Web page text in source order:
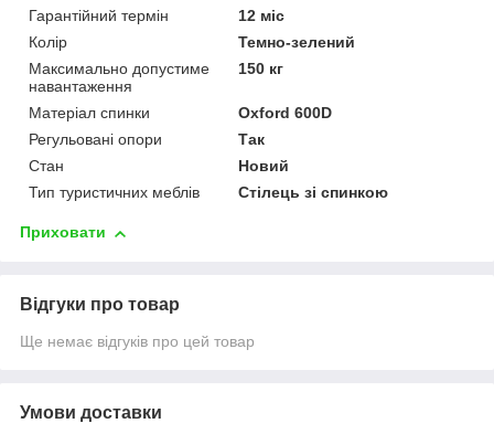
Гарантійний термін
12 міс
Колір
Темно-зелений
Максимально допустиме
навантаження
150 кг
Матеріал спинки
Oxford 600D
Регульовані опори
Так
Стан
Новий
Тип туристичних меблів
Стілець зі спинкою
Приховати
Відгуки про товар
Ще немає відгуків про цей товар
Умови доставки